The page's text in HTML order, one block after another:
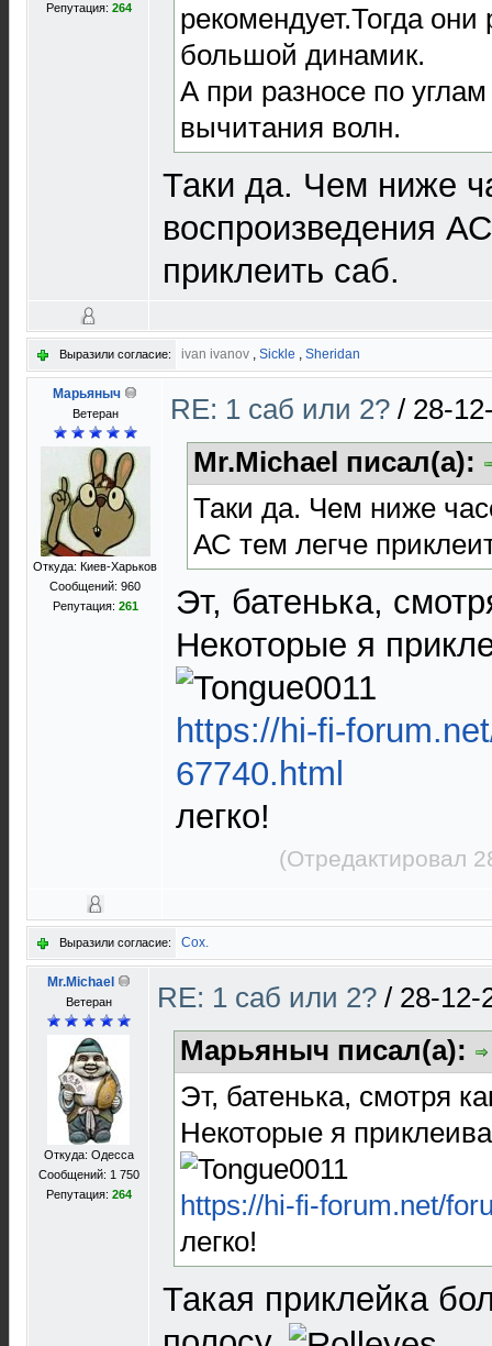
Репутация: 264
рекомендует.Тогда
большой динамик.
А при разносе по
вычитания волн.
Таки да. Чем ниже
воспроизведения
приклеить саб.
Выразили согласие: ivan ivanov , Sickle , Sheridan
Марьяныч
Ветеран
Откуда: Киев-Харьков
Сообщений: 960
Репутация: 261
RE: 1 саб или 2? / 28-
Mr.Michael писал(а):
Таки да. Чем ниже
АС тем легче
Эт, батенька,
Некоторые я
https://hi-fi-
67740.html
легко!
(Отредактировал
Выразили согласие: Cox.
Mr.Michael
Ветеран
Откуда: Одесса
Сообщений: 1 750
Репутация: 264
RE: 1 саб или 2? / 28-12-
Марьяныч писал(а):
Эт, батенька, смотря
Некоторые я
https://hi-fi-forum.net/
легко!
Такая приклейка